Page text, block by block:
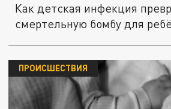
Как детская инфекция
смертельную бомбу для
ПРОИСШЕСТВИЯ